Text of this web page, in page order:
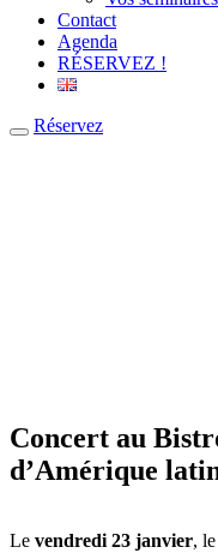
Contact
Agenda
RÉSERVEZ !
Réservez
Concert au
d’Amérique
Le vendredi 23 janvier, le